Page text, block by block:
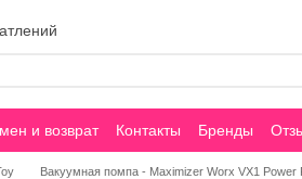
и возврат Контакты Бренды
Вакуумная помпа - Maximizer Worx VX1 Power